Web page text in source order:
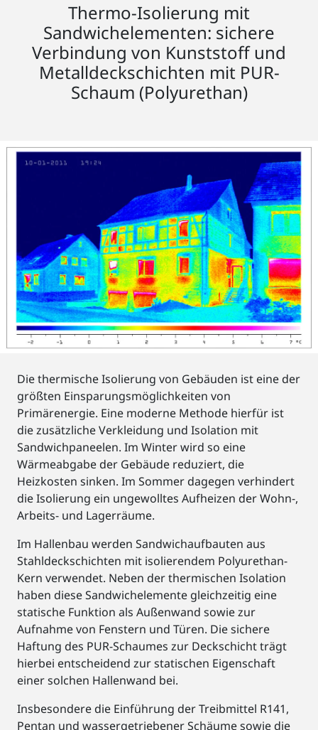
Thermo-Isolierung mit
Sandwichelementen: sichere
Verbindung von Kunststoff und
Metalldeckschichten mit PUR-
Schaum (Polyurethan)
Die thermische Isolierung von Gebäuden ist eine der
größten Einsparungsmöglichkeiten von
Primärenergie. Eine moderne Methode hierfür ist
die zusätzliche Verkleidung und Isolation mit
Sandwichpaneelen. Im Winter wird so eine
Wärmeabgabe der Gebäude reduziert, die
Heizkosten sinken. Im Sommer dagegen verhindert
die Isolierung ein ungewolltes Aufheizen der Wohn-,
Arbeits- und Lagerräume.
Im Hallenbau werden Sandwichaufbauten aus
Stahldeckschichten mit isolierendem Polyurethan-
Kern verwendet. Neben der thermischen Isolation
haben diese Sandwichelemente gleichzeitig eine
statische Funktion als Außenwand sowie zur
Aufnahme von Fenstern und Türen. Die sichere
Haftung des PUR-Schaumes zur Deckschicht trägt
hierbei entscheidend zur statischen Eigenschaft
einer solchen Hallenwand bei.
Insbesondere die Einführung der Treibmittel R141,
Pentan und wassergetriebener Schäume sowie die